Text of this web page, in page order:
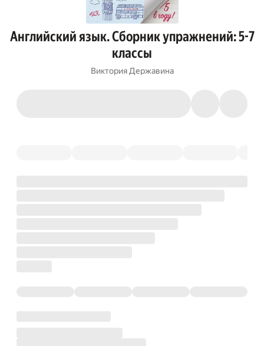
Английский язык. Сборник упражнений: 5-7
классы
Виктория Державина